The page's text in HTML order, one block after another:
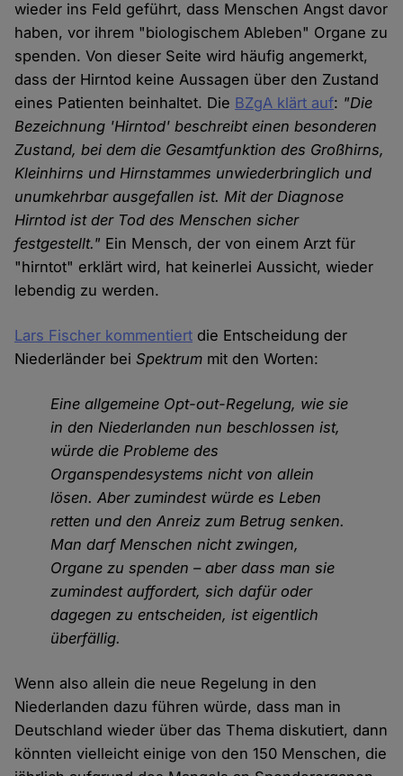
wieder ins Feld geführt, dass Menschen Angst davor
haben, vor ihrem "biologischem Ableben" Organe zu
spenden. Von dieser Seite wird häufig angemerkt,
dass der Hirntod keine Aussagen über den Zustand
eines Patienten beinhaltet. Die BZgA klärt auf: "Die
Bezeichnung 'Hirntod' beschreibt einen besonderen
Zustand, bei dem die Gesamtfunktion des Großhirns,
Kleinhirns und Hirnstammes unwiederbringlich und
unumkehrbar ausgefallen ist. Mit der Diagnose
Hirntod ist der Tod des Menschen sicher
festgestellt." Ein Mensch, der von einem Arzt für
"hirntot" erklärt wird, hat keinerlei Aussicht, wieder
lebendig zu werden.
Lars Fischer kommentiert die Entscheidung der
Niederländer beiSpektrum mit den Worten:
Eine allgemeine Opt-out-Regelung, wie sie
in den Niederlanden nun beschlossen ist,
würde die Probleme des
Organspendesystems nicht von allein
lösen. Aber zumindest würde es Leben
retten und den Anreiz zum Betrug senken.
Man darf Menschen nicht zwingen,
Organe zu spenden – aber dass man sie
zumindest auffordert, sich dafür oder
dagegen zu entscheiden, ist eigentlich
überfällig.
Wenn also allein die neue Regelung in den
Niederlanden dazu führen würde, dass man in
Deutschland wieder über das Thema diskutiert, dann
könnten vielleicht einige von den 150 Menschen, die